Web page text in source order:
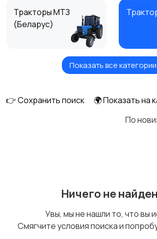
Тракторы МТЗ
(Беларус)
Тракторы YTO (ЮТО)Показать все категории
👉 Сохранить поиск
🌍 Показать на
По
Ничего не
Увы, мы не нашли то, что вы
Смягчите условия поиска и